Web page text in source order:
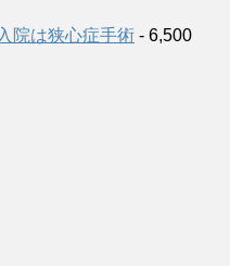
院は狭心症手術 - 6,500